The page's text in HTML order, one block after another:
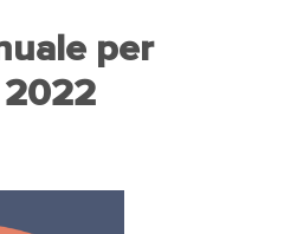
per
2022